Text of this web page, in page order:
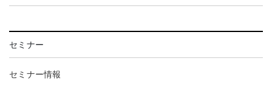
セミナー
セミナー情報